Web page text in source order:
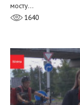
мосту…
1640